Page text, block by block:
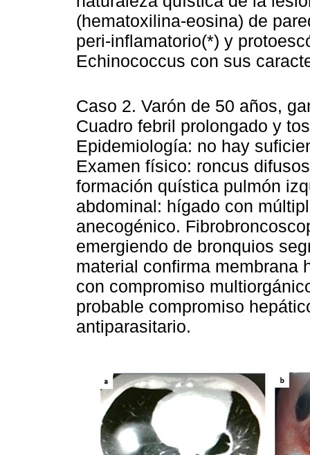
(hematoxilina-eosina) de
peri-inflamatorio(*) y
Echinococcus con sus
Caso 2. Varón de 50 años,
Cuadro febril prolongado y
Epidemiología: no hay
Examen físico: roncus
formación quística pulmón
abdominal: hígado con
anecogénico.
emergiendo de bronquios
material confirma membrana
con compromiso
probable compromiso
antiparasitario.